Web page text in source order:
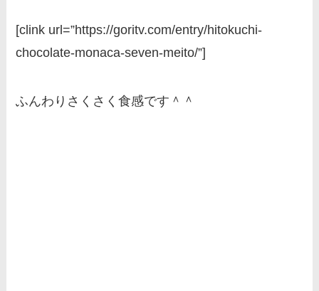
[clink url=”https://goritv.com/entry/hitokuchi-
chocolate-monaca-seven-meito/”]
ふんわりさくさく食感です＾＾